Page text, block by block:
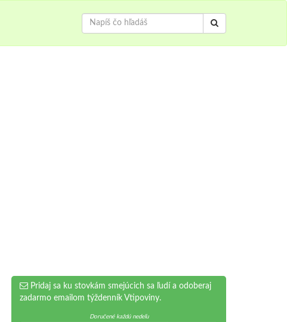
Pridaj sa ku stovkám smejúcich sa ľudí a odoberaj
zadarmo emailom týždenník Vtipoviny.
Doručené každú nedeľu